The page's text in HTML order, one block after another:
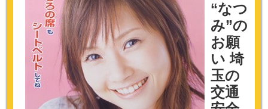
“なつ
み”の
お願
い 埼
玉の
交通